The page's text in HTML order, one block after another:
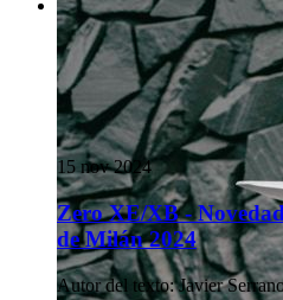
15 nov 2024
Zero XE/XB -
de Milán 2024
Autor del texto: Javier